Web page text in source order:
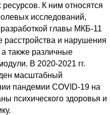
К ним относятся
исследований,
главы МКБ-11
расстройства и нарушения
а также различные
В 2020-2021 гг.
масштабный
пандемии COVID-19 на
психического здоровья и